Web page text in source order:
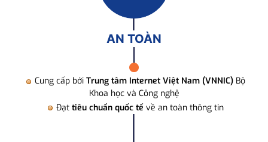
AN TOÀN
Cung cấp bởi Trung tâm Internet Việt Nam (VNNIC) Bộ
Khoa học và Công nghệ
Đạt tiêu chuẩn quốc tế về an toàn thông tin